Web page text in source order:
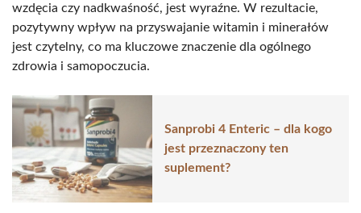
wzdęcia czy nadkwaśność, jest wyraźne. W rezultacie,
pozytywny wpływ na przyswajanie witamin i minerałów
jest czytelny, co ma kluczowe znaczenie dla ogólnego
zdrowia i samopoczucia.
Sanprobi 4 Enteric – dla kogo
jest przeznaczony ten
suplement?